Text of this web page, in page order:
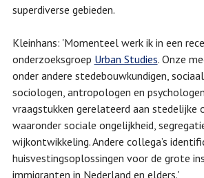
superdiverse gebieden.
Kleinhans: 'Momenteel werk ik in een
onderzoeksgroep Urban Studies. Onze
onder andere stedebouwkundigen,
sociologen, antropologen en
vraagstukken gerelateerd aan stedelijke
waaronder sociale ongelijkheid,
wijkontwikkeling. Andere collega’s
huisvestingsoplossingen voor de grote
immigranten in Nederland en elders.'